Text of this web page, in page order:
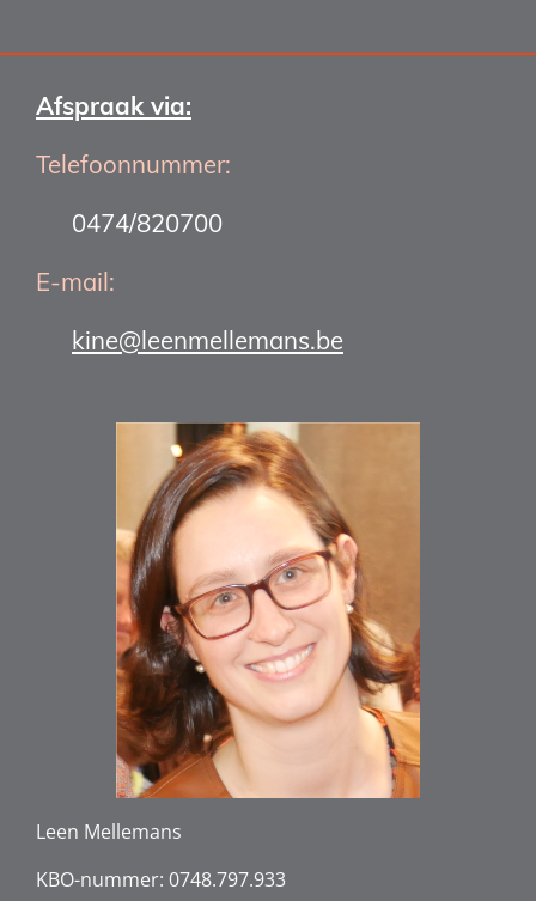
Afspraak via:
Telefoonnummer:
0474/820700
E-mail:
kine@leenmellemans.be
Leen Mellemans
KBO-nummer: 0748.797.933